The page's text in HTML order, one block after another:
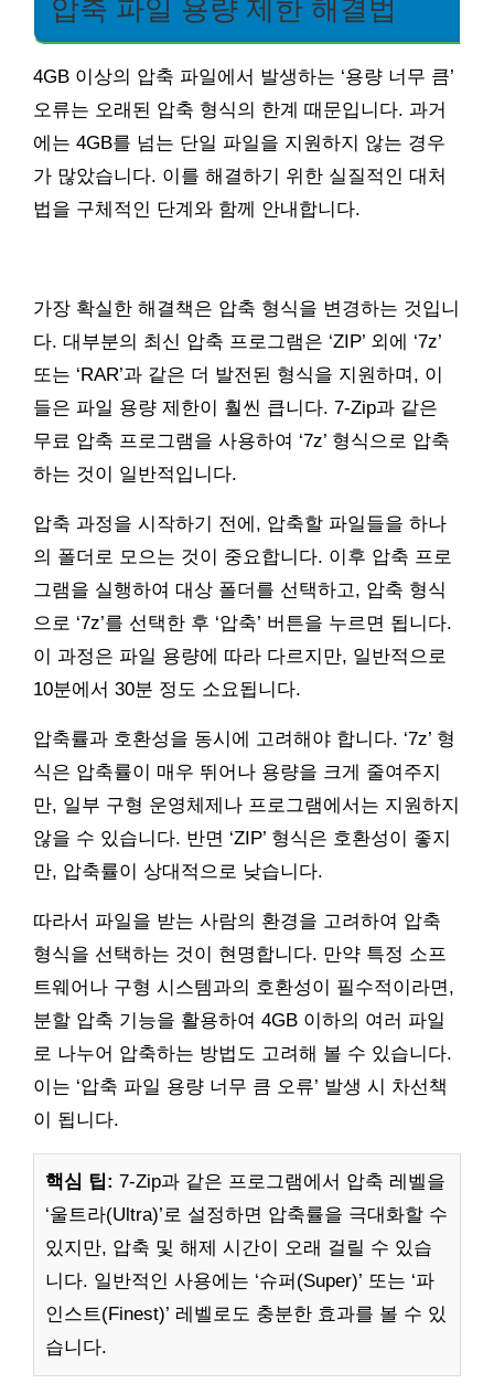
압축 파일 용량 제한 해결법
4GB 이상의 압축 파일에서 발생하는 ‘용량 너무 큼’
오류는 오래된 압축 형식의 한계 때문입니다. 과거
에는 4GB를 넘는 단일 파일을 지원하지 않는 경우
가 많았습니다. 이를 해결하기 위한 실질적인 대처
법을 구체적인 단계와 함께 안내합니다.
가장 확실한 해결책은 압축 형식을 변경하는 것입니
다. 대부분의 최신 압축 프로그램은 ‘ZIP’ 외에 ‘7z’
또는 ‘RAR’과 같은 더 발전된 형식을 지원하며, 이
들은 파일 용량 제한이 훨씬 큽니다. 7-Zip과 같은
무료 압축 프로그램을 사용하여 ‘7z’ 형식으로 압축
하는 것이 일반적입니다.
압축 과정을 시작하기 전에, 압축할 파일들을 하나
의 폴더로 모으는 것이 중요합니다. 이후 압축 프로
그램을 실행하여 대상 폴더를 선택하고, 압축 형식
으로 ‘7z’를 선택한 후 ‘압축’ 버튼을 누르면 됩니다.
이 과정은 파일 용량에 따라 다르지만, 일반적으로
10분에서 30분 정도 소요됩니다.
압축률과 호환성을 동시에 고려해야 합니다. ‘7z’ 형
식은 압축률이 매우 뛰어나 용량을 크게 줄여주지
만, 일부 구형 운영체제나 프로그램에서는 지원하지
않을 수 있습니다. 반면 ‘ZIP’ 형식은 호환성이 좋지
만, 압축률이 상대적으로 낮습니다.
따라서 파일을 받는 사람의 환경을 고려하여 압축
형식을 선택하는 것이 현명합니다. 만약 특정 소프
트웨어나 구형 시스템과의 호환성이 필수적이라면,
분할 압축 기능을 활용하여 4GB 이하의 여러 파일
로 나누어 압축하는 방법도 고려해 볼 수 있습니다.
이는 ‘압축 파일 용량 너무 큼 오류’ 발생 시 차선책
이 됩니다.
핵심 팁: 7-Zip과 같은 프로그램에서 압축 레벨을
‘울트라(Ultra)’로 설정하면 압축률을 극대화할 수
있지만, 압축 및 해제 시간이 오래 걸릴 수 있습
니다. 일반적인 사용에는 ‘슈퍼(Super)’ 또는 ‘파
인스트(Finest)’ 레벨로도 충분한 효과를 볼 수 있
습니다.